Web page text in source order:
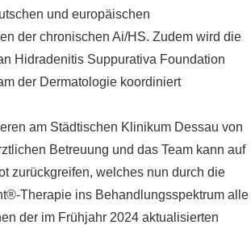
und europäischen
der chronischen Ai/HS. Zudem wird die
Hidradenitis Suppurativa Foundation
der Dermatologie koordiniert
am Städtischen Klinikum Dessau von
Betreuung und das Team kann auf
zurückgreifen, welches nun durch die
Therapie ins Behandlungsspektrum alle
der im Frühjahr 2024 aktualisierten